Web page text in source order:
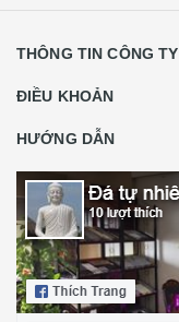
THÔNG TIN CÔNG TY
ĐIỀU KHOẢN
HƯỚNG DẪN